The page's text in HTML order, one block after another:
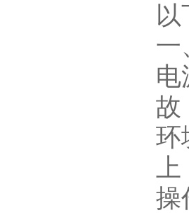
一
电
故
环
操